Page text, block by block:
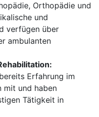
Orthopädie und
und
verfügen über
ambulanten
Erfahrung im
mit und haben
Tätigkeit in